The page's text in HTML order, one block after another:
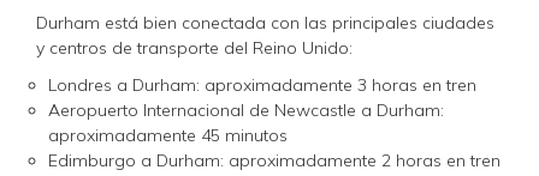
Durham está bien conectada con las principales ciudades
y centros de transporte del Reino Unido:
Londres a Durham: aproximadamente 3 horas en tren
Aeropuerto Internacional de Newcastle a Durham:
aproximadamente 45 minutos
Edimburgo a Durham: aproximadamente 2 horas en tren